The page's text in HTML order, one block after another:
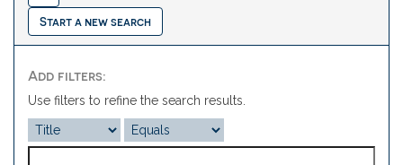
Start a new search
Add filters:
Use filters to refine the search results.